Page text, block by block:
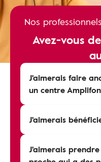
Nos
Avez-vous
J'aimerais faire
un centre
J'aimerais
J'aimerais